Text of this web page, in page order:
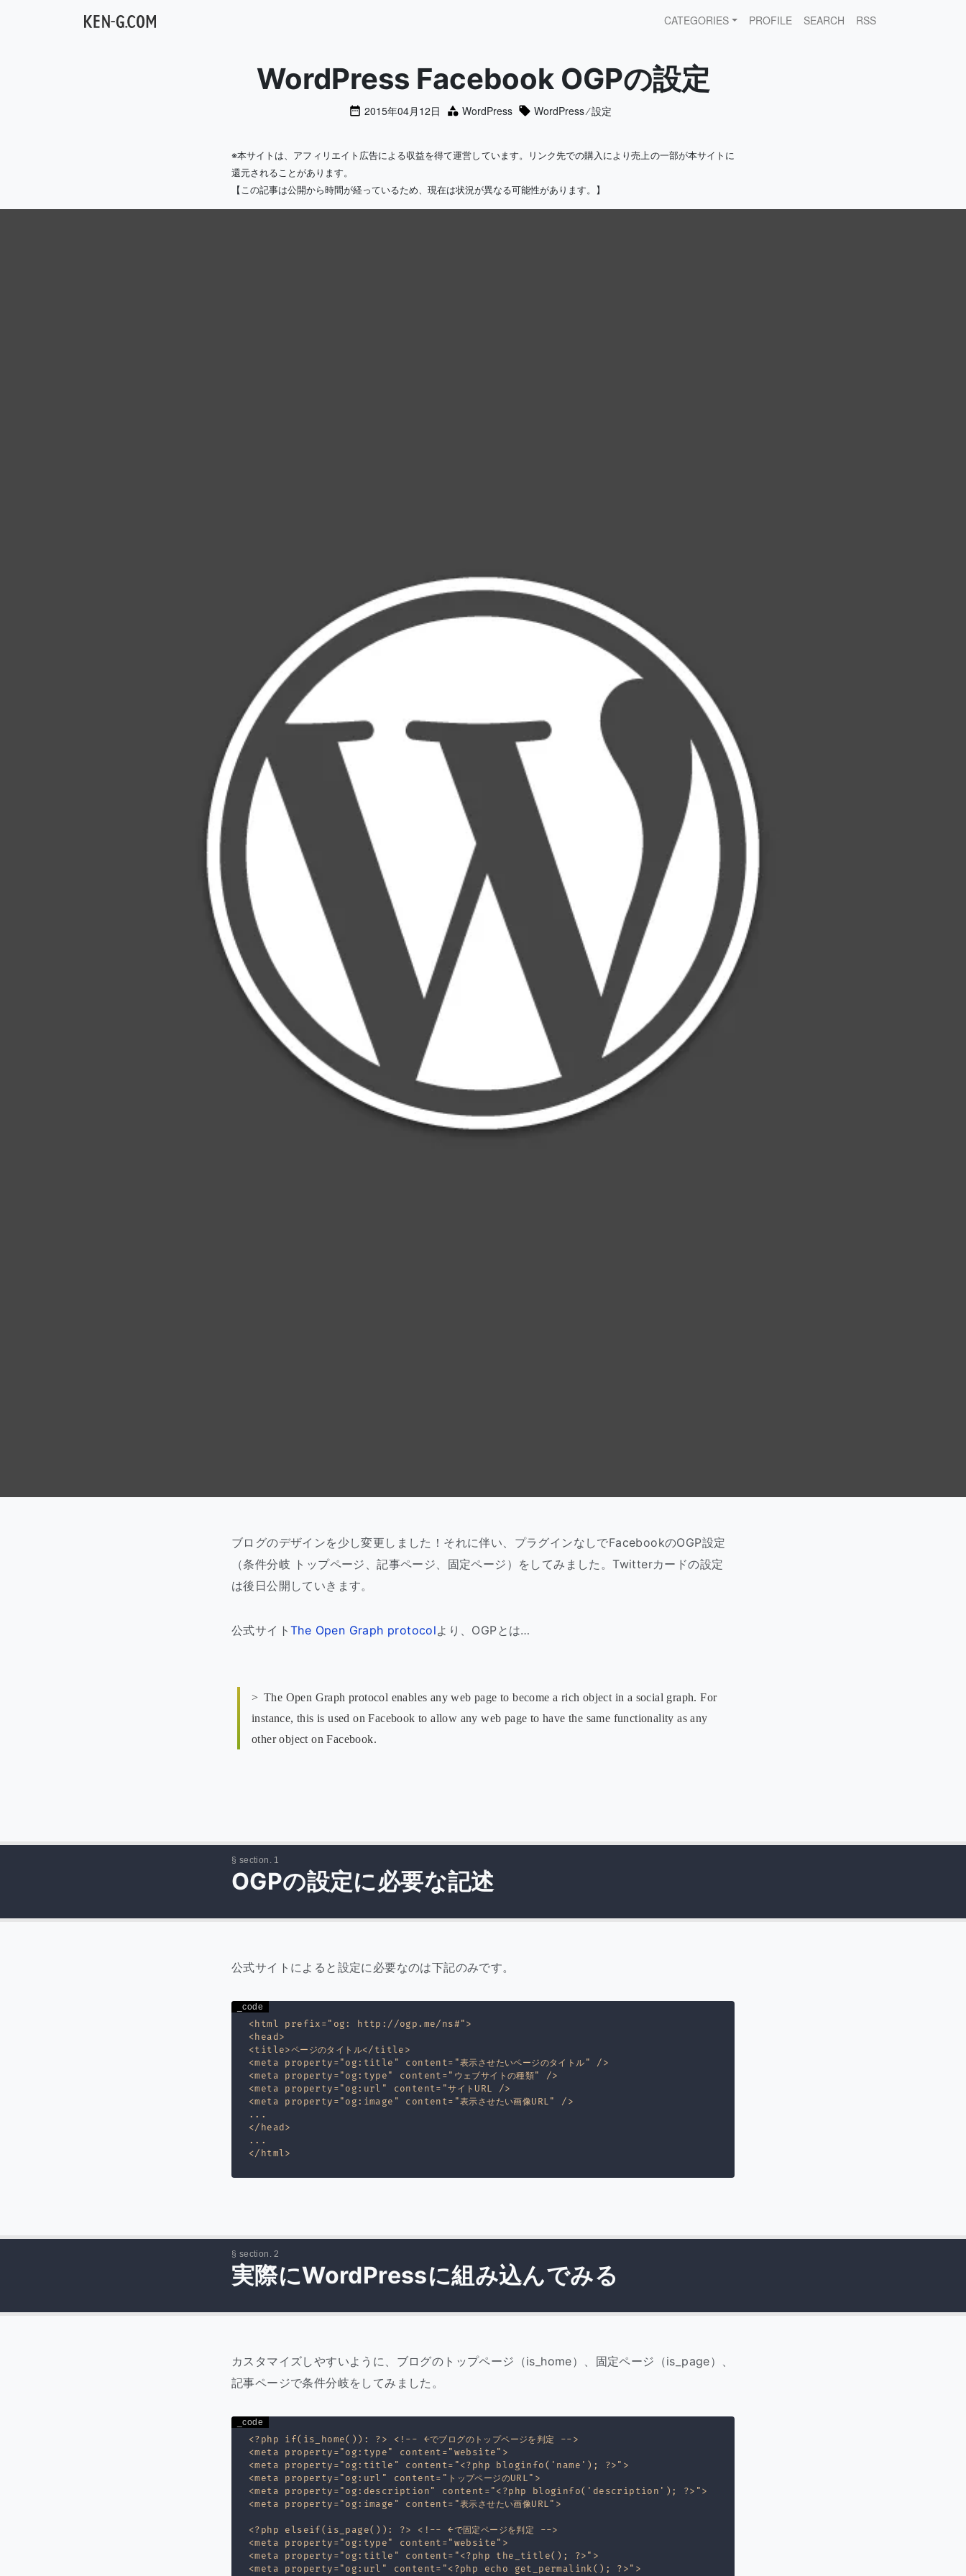
メインナビゲーション CATEGORIES PROFILE SEARCH RSS
WordPress Facebook OGPの設定
2015年04月12日 WordPress WordPress⁄設定
※本サイトは、アフィリエイト広告による収益を得て運営しています。リンク先での購入により売上の一部が本サイトに
還元されることがあります。
【この記事は公開から時間が経っているため、現在は状況が異なる可能性があります。】
ブログのデザインを少し変更しました！それに伴い、プラグインなしでFacebookのOGP設定
（条件分岐 トップページ、記事ページ、固定ページ）をしてみました。Twitterカードの設定
は後日公開していきます。
公式サイト The Open Graph protocolより、OGPとは…
The Open Graph protocol enables any web page to become a rich object in a social graph. For
instance, this is used on Facebook to allow any web page to have the same functionality as any
other object on Facebook.
OGPの設定に必要な記述
公式サイトによると設定に必要なのは下記のみです。
<html prefix="og: http://ogp.me/ns#">
<head>
<title>ページのタイトル</title>
<meta property="og:title" content="表示させたいページのタイトル" />
<meta property="og:type" content="ウェブサイトの種類" />
<meta property="og:url" content="サイトURL />
<meta property="og:image" content="表示させたい画像URL" />
...
</head>
...
実際にWordPressに組み込んでみる
カスタマイズしやすいように、ブログのトップページ（is_home）、固定ページ（is_page）、
記事ページで条件分岐をしてみました。
<?php if(is_home()): ?> <!-- ←でブログのトップページを判定 -->
<meta property="og:type" content="website">
<meta property="og:title" content="<?php bloginfo('name'); ?>">
<meta property="og:url" content="トップページのURL">
<meta property="og:description" content="<?php bloginfo('description'); ?>">
<meta property="og:image" content="表示させたい画像URL">
<?php elseif(is_page()): ?> <!-- ←で固定ページを判定 -->
<meta property="og:type" content="website">
<meta property="og:title" content="<?php the_title(); ?>">
<meta property="og:url" content="<?php echo get_permalink(); ?>">